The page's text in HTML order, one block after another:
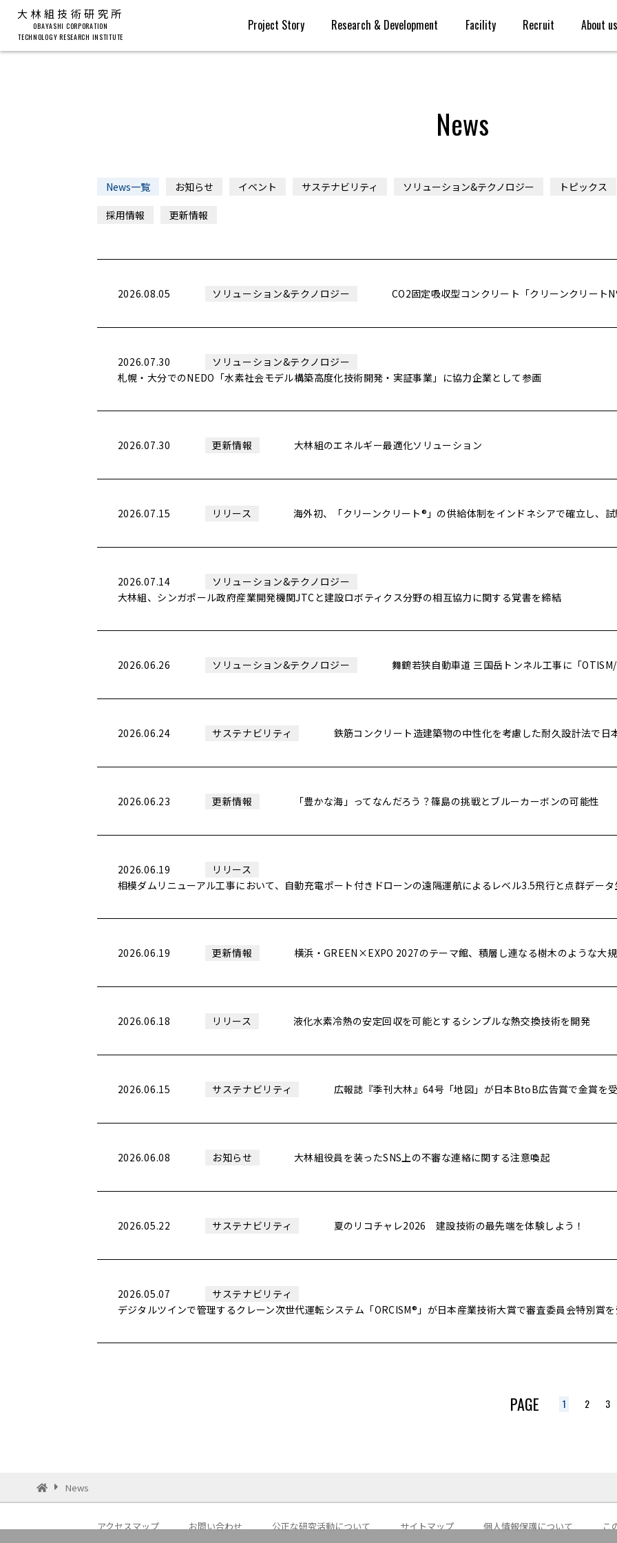
大林組技術研究所
OBAYASHI CORPORATION
TECHNOLOGY RESEARCH INSTITUTE
Project Story Research & Development Facility Recruit About us
News
News一覧 お知らせ イベント サステナビリティ ソリューション&テクノロジー トピックス
採用情報 更新情報
2026.08.05 ソリューション&テクノロジー CO2固定吸収型コンクリート「クリーンクリート
2026.07.30
ソリューション&テクノロジー
札幌・大分でのNEDO「水素社会モデル構築高度化技術開発・実証事業」に協力企業として参画
2026.07.30 更新情報 大林組のエネルギー最適化ソリューション
2026.07.15 リリース 海外初、「クリーンクリート®」の供給体制をインドネシアで確立し、
2026.07.14
ソリューション&テクノロジー
大林組、シンガポール政府産業開発機関JTCと建設ロボティクス分野の相互協力に関する覚書を締結
2026.06.26 ソリューション&テクノロジー 舞鶴若狭自動車道 三国岳トンネル工事に「
2026.06.24 サステナビリティ 鉄筋コンクリート造建築物の中性化を考慮した耐久設計法で日
2026.06.23 更新情報 「豊かな海」ってなんだろう？篠島の挑戦とブルーカーボンの可能性
2026.06.19
リリース
相模ダムリニューアル工事において、自動充電ポート付きドローンの遠隔運航によるレベル3.5飛行と点群デー
2026.06.19 更新情報 横浜・GREEN×EXPO 2027のテーマ館、積層し連なる樹木のような大
2026.06.18 リリース 液化水素冷熱の安定回収を可能とするシンプルな熱交換技術を開発
2026.06.15 サステナビリティ 広報誌『季刊大林』64号「地図」が日本BtoB広告賞で金賞を
2026.06.08 お知らせ 大林組役員を装ったSNS上の不審な連絡に関する注意喚起
2026.05.22 サステナビリティ 夏のリコチャレ2026 建設技術の最先端を体験しよう！
2026.05.07
サステナビリティ
デジタルツインで管理するクレーン次世代運転システム「ORCISM®」が日本産業技術大賞で審査委員会特別賞
PAGE 1 2 3
News
アクセスマップ お問い合わせ 公正な研究活動について サイトマップ 個人情報保護について こ